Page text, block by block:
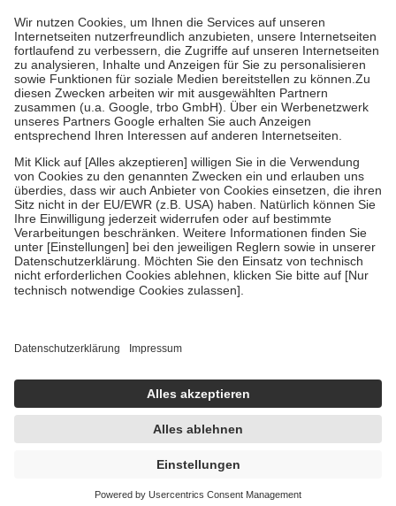
höchstens zehn Euro.
Es sind jedoch nie mehr als die tatsächlichen
Kosten der Leistung zu entrichten.
Diese Regeln gelten grundsätzlich auch für Online-Apotheken.
Bei Heilmitteln und häuslicher Krankenpflege beträgt die
Zuzahlung zehn Prozent der Kosten sowie zehn Euro je
Verordnung.
Um das Engagement der Versicherten für ihre eigene Gesundheit zu
stärken und die besondere Stellung der Familie zu unterstützen,
fallenkeine Zuzahlungenan bei:
• Kindern und Jugendlichen bis zum vollendeten 18. Lebensjahr
mit Ausnahme der Fahrkosten
• Untersuchungen zur Vorsorge und Früherkennung, die von der
GKV getragen werden
• empfohlenen Schutzimpfungen
• Harn- und Blutteststreifen
getroffen, um sicherzustellen, dass es sich um echte Bewertungen
https://help.etrusted.com/hc/de/articles/4419944605341
Einige Bilder und Inhalte wurden unter Zuhilfenahme künstlicher